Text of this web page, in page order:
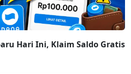
Hari Ini, Klaim Saldo Gratis